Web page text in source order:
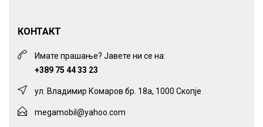
КОНТАКТ
Имате прашање? Јавете ни се на:
+389 75 44 33 23
ул. Владимир Комаров бр. 18а, 1000 Скопје
megamobil@yahoo.com